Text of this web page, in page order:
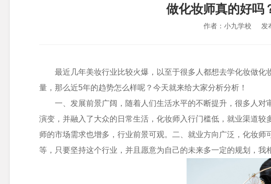
做化妆师真的好吗
作者：小九学校 发
最近几年美妆行业比较火爆，以至于很多人都想去学化妆做
量，那么近5年的趋势怎么样呢？今天就来给大家分析分析！
一、发展前景广阔，随着人们生活水平的不断提升，很多人
演变，并融入了大众的日常生活，化妆师入行门槛低，就业渠道
师的市场需求也增多，行业前景可观。
二、就业方向广泛，化妆师
等，只要坚持这个行业，并且愿意为自己的未来多一定的规划，我